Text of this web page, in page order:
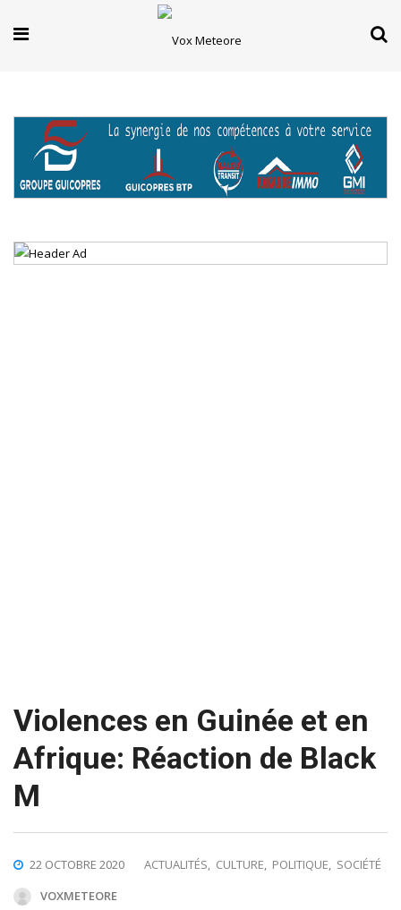
Violences en Guinée et en
Afrique: Réaction de Black
M
22 OCTOBRE 2020 ACTUALITÉS, CULTURE, POLITIQUE, SOCIÉTÉ
VOXMETEORE